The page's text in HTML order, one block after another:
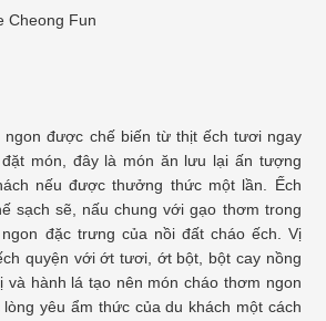
Cheong Fun
ngon được chế biến từ thịt ếch tươi ngay
món, đây là món ăn lưu lại ấn tượng
nếu được thưởng thức một lần. Ếch
sạch sẽ, nấu chung với gạo thơm trong
đặc trưng của nồi đất cháo ếch. Vị
quyện với ớt tươi, ớt bột, bột cay nồng
và hành lá tạo nên món cháo thơm ngon
yêu ẩm thức của du khách một cách